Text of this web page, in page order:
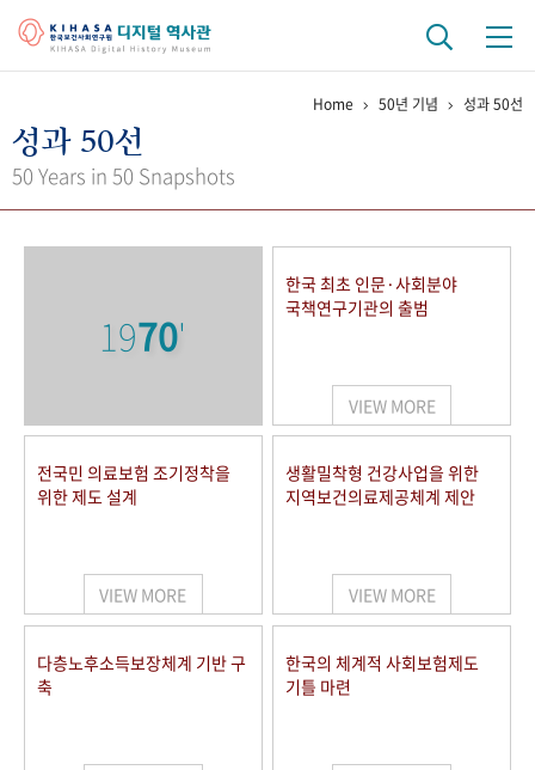
걸어온 길 기관 변천사
키워드로 보는 연구 역사
연구자들
사진 아카이브 문서 기록물 행정박물 영상 기록물
50+1 주년 기념
세계와 함께 한 KIHASA
VR 역사관
Home 50년 기념 성과 50선
성과 50선
50 Years in 50 Snapshots
1970'
한국 최초 인문·사회분야
국책연구기관의 출범
VIEW MORE
전국민 의료보험 조기정착을
위한 제도 설계
VIEW MORE
생활밀착형 건강사업을 위한
지역보건의료제공체계 제안
VIEW MORE
다층노후소득보장체계 기반 구
축
한국의 체계적 사회보험제도
기틀 마련